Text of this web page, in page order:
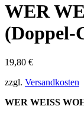
WER
(Doppel-
19,80 €
zzgl. Versandkosten
WER WEISS